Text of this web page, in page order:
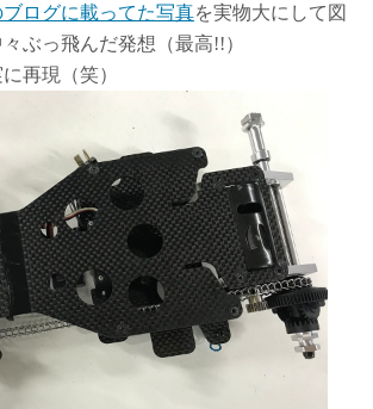
ブログに載ってた写真を実物大にして図
ぶっ飛んだ発想（最高!!）
再現（笑）